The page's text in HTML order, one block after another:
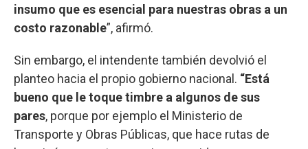
insumo que es esencial para nuestras obras a un
costo razonable”, afirmó.
Sin embargo, el intendente también devolvió el
planteo hacia el propio gobierno nacional. “Está
bueno que le toque timbre a algunos de sus
pares, porque por ejemplo el Ministerio de
Transporte y Obras Públicas, que hace rutas de